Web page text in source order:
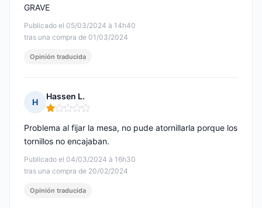
Publicado el 05/03/2024 à 14h40
tras una compra de 01/03/2024
GRAVE
Opinión traducida
H
Hassen L.
Nota: 1 de 5
Publicado el 04/03/2024 à 16h30
tras una compra de 20/02/2024
Problema al fijar la mesa, no pude atornillarla porque los
tornillos no encajaban.
Opinión traducida